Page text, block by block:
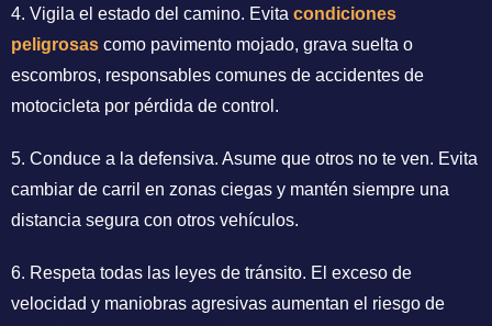
4. Vigila el estado del camino. Evita condiciones
peligrosas como pavimento mojado, grava suelta o
escombros, responsables comunes de accidentes de
motocicleta por pérdida de control.
5. Conduce a la defensiva. Asume que otros no te ven. Evita
cambiar de carril en zonas ciegas y mantén siempre una
distancia segura con otros vehículos.
6. Respeta todas las leyes de tránsito. El exceso de
velocidad y maniobras agresivas aumentan el riesgo de